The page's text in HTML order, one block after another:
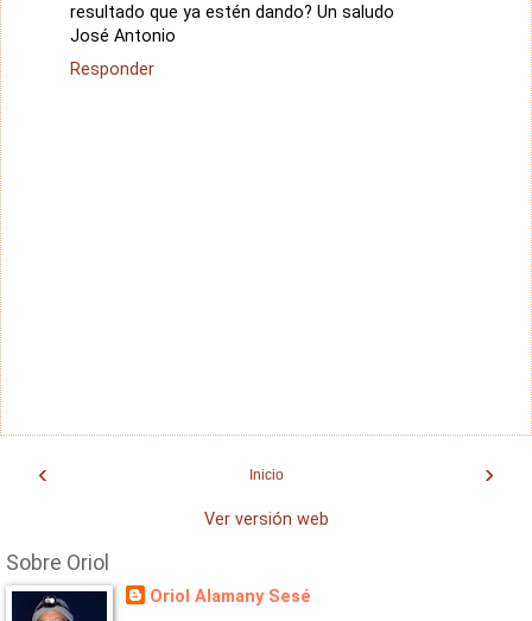
resultado que ya estén dando? Un saludo
José Antonio
Responder
‹ ›
Inicio
Ver versión web
Sobre Oriol
Oriol Alamany Sesé